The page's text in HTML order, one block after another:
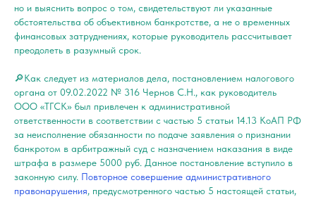
но и выяснить вопрос о том, свидетельствуют ли указанные
обстоятельства об объективном банкротстве, а не о временных
финансовых затруднениях, которые руководитель рассчитывает
преодолеть в разумный срок.
🔎Как следует из материалов дела, постановлением налогового
органа от 09.02.2022 № 316 Чернов С.Н., как руководитель
ООО «ТГСК» был привлечен к административной
ответственности в соответствии с частью 5 статьи 14.13 КоАП РФ
за неисполнение обязанности по подаче заявления о признании
банкротом в арбитражный суд с назначением наказания в виде
штрафа в размере 5000 руб. Данное постановление вступило в
законную силу. Повторное совершение административного
правонарушения, предусмотренного частью 5 настоящей статьи,